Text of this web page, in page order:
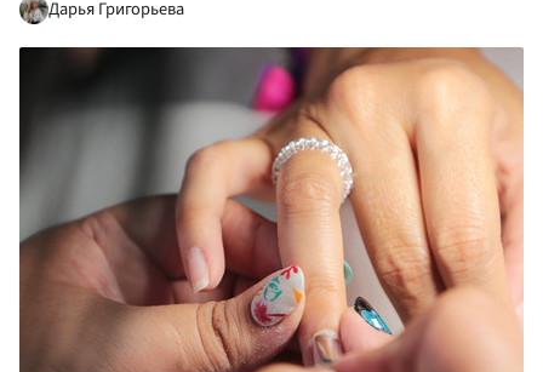
Дарья Григорьева